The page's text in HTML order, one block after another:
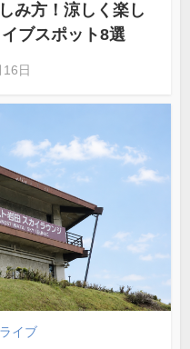
み方！涼しく楽し
ブスポット8選
日
イブ